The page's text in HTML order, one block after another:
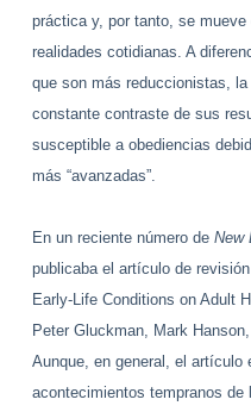
práctica y, por tanto, se
realidades cotidianas. A
que son más reduccionistas,
constante contraste de sus
susceptible a obediencias
más “avanzadas”.
En un reciente número de New
publicaba el artículo de
Early-Life Conditions on Adult
Peter Gluckman, Mark
Aunque, en general, el artículo
acontecimientos tempranos de